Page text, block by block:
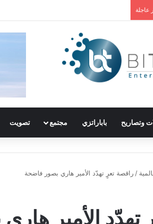
عاجلة
وتصاريح باباراتزي مجتمع تصويت
/ راقصة تعرٍ تهدّد الأمير هاري بصور فاضحة
تهدّد الأمير